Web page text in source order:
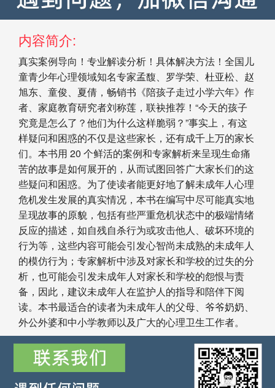
内容简介:
真实案例导向！专业解读分析！具体解决方法！全国儿
童青少年心理领域知名专家孟馥、罗学荣、杜亚松、赵
旭东、童俊、夏倩，畅销书《陪孩子走过小学六年》作
者、家庭教育研究者刘称莲，联袂推荐！“今天的孩子
究竟是怎么了？他们为什么这样脆弱？”事实上，有这
样疑问和困惑的不仅是这些家长，还有成千上万的家长
们。本书用 20 个鲜活的案例和专家解析来呈现生命痛
苦的故事是如何展开的，从而试图回答广大家长们的这
些疑问和困惑。为了使读者能更好地了解未成年人心理
危机发生发展的真实情况，本书在编写中尽可能真实地
呈现故事的原貌，包括有些严重危机状态中的极端情绪
反应的描述，如自残自杀行为或攻击他人、破坏环境的
行为等，这些内容可能会引发心智尚未成熟的未成年人
的模仿行为；专家解析中涉及对家长和学校的过失的分
析，也可能会引发未成年人对家长和学校的怨恨与责
备，因此，建议未成年人在监护人的指导和陪伴下阅
读。本书最适合的读者为未成年人的父母、爷爷奶奶、
外公外婆和中小学教师以及广大的心理卫生工作者。